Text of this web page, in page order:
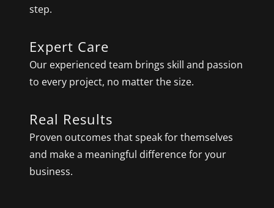
step.
Expert Care
Our experienced team brings skill and passion
to every project, no matter the size.
Real Results
Proven outcomes that speak for themselves
and make a meaningful difference for your
business.